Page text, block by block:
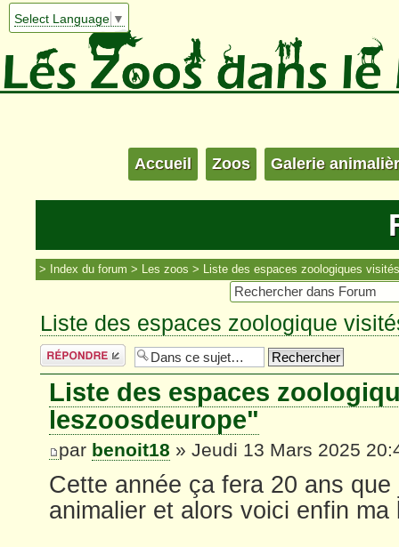
Select Language ▼
Accueil Zoos Galerie
Index du forum Les zoos Liste des espaces zoologiques visités
Liste des espaces zoologique
Répondre
Liste des espaces
leszoosdeurope"
par benoit18 » Jeudi 13 Mars 2025
Cette année ça fera 20 ans
animalier et alors voici enfin ma